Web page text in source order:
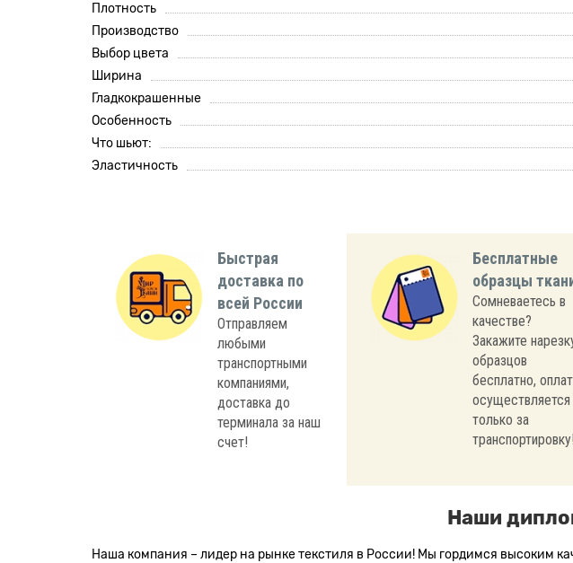
Плотность
Производство
Выбор цвета
Ширина
Гладкокрашенные
Особенность
Что шьют:
Эластичность
Быстрая
доставка по
всей России
Отправляем
любыми
транспортными
компаниями,
доставка до
терминала за наш
счет!
Бесплатные
образцы
Сомневаетесь в
качестве?
Закажите
образцов
бесплатно,
осуществляется
только за
транспортировку!
Наши
Наша компания – лидер на рынке текстиля в России! Мы гордимся высоким